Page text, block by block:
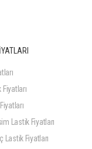
Lastik Fiyatları
Lastik Fiyatları